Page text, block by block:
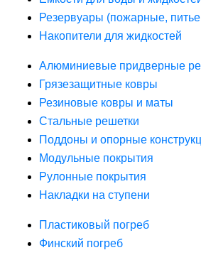
Резервуары (пожарные,
Накопители для жидкостей
Алюминиевые придверные
Грязезащитные ковры
Резиновые ковры и маты
Стальные решетки
Поддоны и опорные
Модульные покрытия
Рулонные покрытия
Накладки на ступени
Пластиковый погреб
Финский погреб